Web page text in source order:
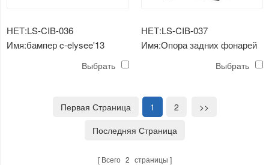
НЕТ:LS-CIB-036
Имя:бампер c-elysee'13
Выбрать
НЕТ:LS-CIB-037
Имя:Опора задних фонарей
Выбрать
Первая Страница 1 2
>>
Последняя Страница
Всего 2 страницы